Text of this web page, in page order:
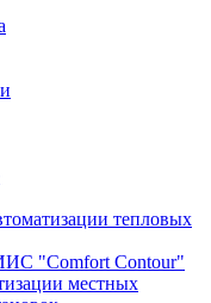
тепловых
"Comfort Contour"
местных